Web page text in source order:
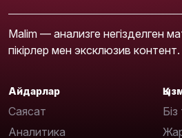
Malim — анализге негізделген
пікірлер мен эксклюзив контент.
Айдарлар
Саясат
Аналитика